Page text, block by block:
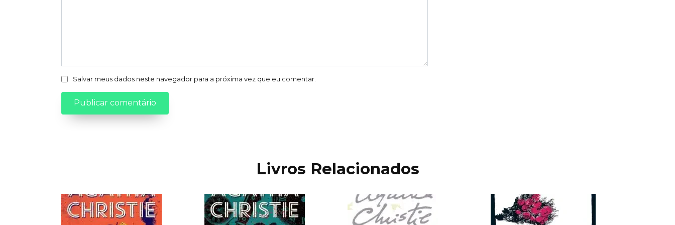
Salvar meus dados neste navegador para a próxima vez que eu comentar.
Livros Relacionados